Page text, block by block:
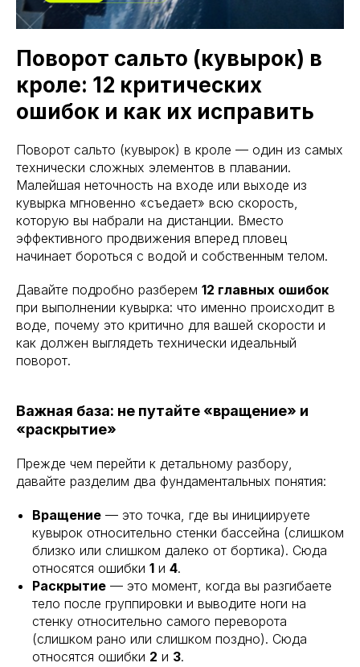
Поворот сальто (кувырок) в
кроле: 12 критических
ошибок и как их исправить
Поворот сальто (кувырок) в кроле — один из самых
технически сложных элементов в плавании.
Малейшая неточность на входе или выходе из
кувырка мгновенно «съедает» всю скорость,
которую вы набрали на дистанции. Вместо
эффективного продвижения вперед пловец
начинает бороться с водой и собственным телом.
Давайте подробно разберем 12 главных ошибок
при выполнении кувырка: что именно происходит в
воде, почему это критично для вашей скорости и
как должен выглядеть технически идеальный
поворот.
Важная база: не путайте «вращение» и
«раскрытие»
Прежде чем перейти к детальному разбору,
давайте разделим два фундаментальных понятия:
Вращение — это точка, где вы инициируете
кувырок относительно стенки бассейна (слишком
близко или слишком далеко от бортика). Сюда
относятся ошибки 1 и 4.
Раскрытие — это момент, когда вы разгибаете
тело после группировки и выводите ноги на
стенку относительно самого переворота
(слишком рано или слишком поздно). Сюда
относятся ошибки 2 и 3.